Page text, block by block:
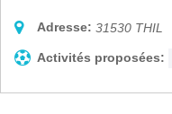
Adresse: 31530 THIL
Activités proposées: